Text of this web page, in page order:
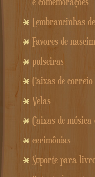
Lembrancinhas
Favores de
pulseiras
Caixas de correio
Velas
Caixas de
cerimônias
Suporte para